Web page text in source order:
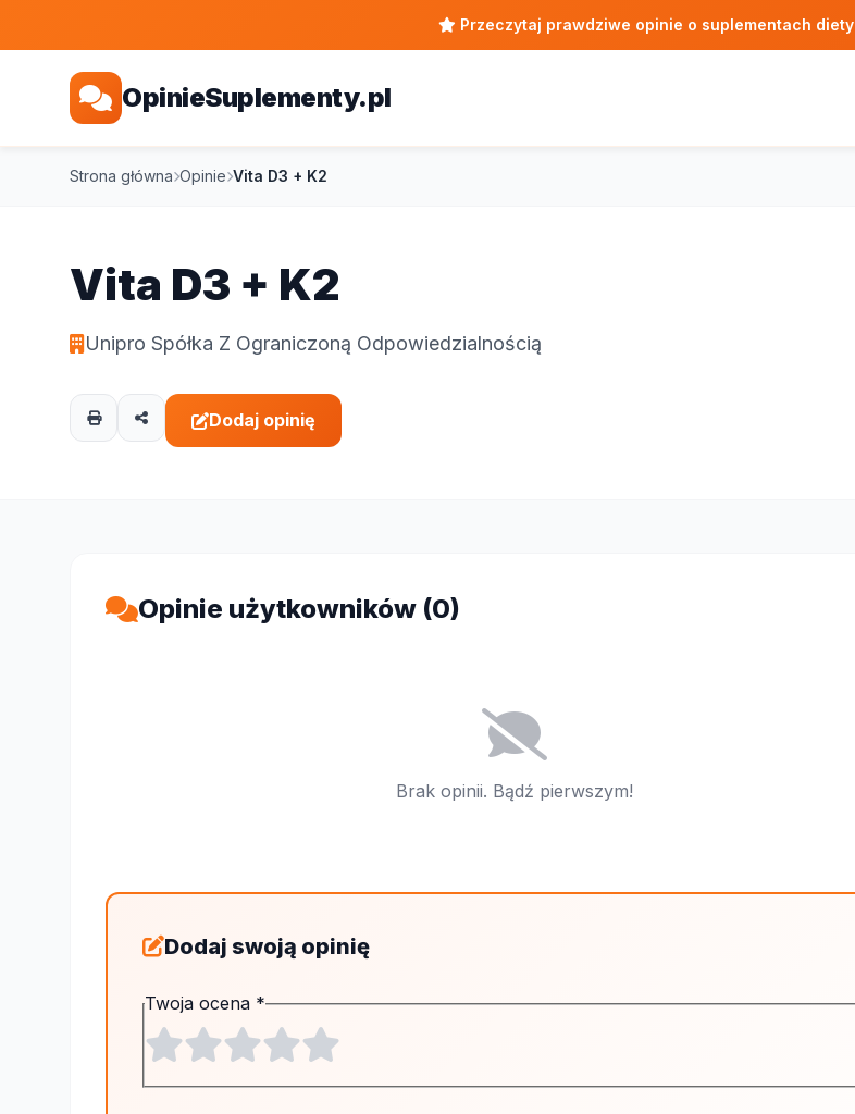
Przeczytaj prawdziwe opinie o suplementach diety
OpinieSuplementy.pl
Strona główna Opinie Vita D3 + K2
Vita D3 + K2
Unipro Spółka Z Ograniczoną Odpowiedzialnością
Dodaj opinię
Opinie użytkowników (0)
Brak opinii. Bądź pierwszym!
Dodaj swoją opinię
Twoja ocena *